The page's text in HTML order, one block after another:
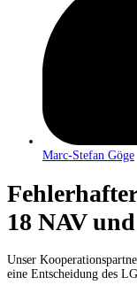
Marc-Stefan Göge
18 NAV
Unser
eine Entscheidung des